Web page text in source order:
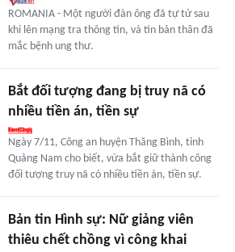
ROMANIA - Một người đàn ông đã tự tử sau
khi lên mạng tra thông tin, và tin bản thân đã
mắc bệnh ung thư.
Bắt đối tượng đang bị truy nã có
nhiều tiền án, tiền sự
Ngày 7/11, Công an huyện Thăng Bình, tỉnh
Quảng Nam cho biết, vừa bắt giữ thành công
đối tượng truy nã có nhiều tiền án, tiền sự.
Bản tin Hình sự: Nữ giảng viên
thiêu chết chồng vì công khai